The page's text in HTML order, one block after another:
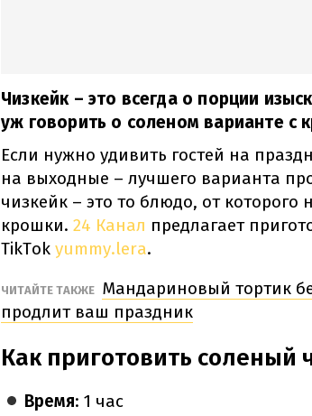
Чизкейк – это всегда о порции
уж говорить о соленом варианте с
Если нужно удивить гостей на
на выходные – лучшего варианта
чизкейк – это то блюдо, от которого
крошки. 24 Канал предлагает
TikTok yummy.lera.
ЧИТАЙТЕ ТАКЖЕ Мандариновый тортик
продлит ваш праздник
Как приготовить соленый
Время: 1 час